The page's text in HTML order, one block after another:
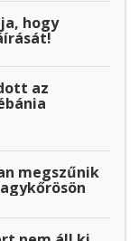
hogy
az
megszűnik